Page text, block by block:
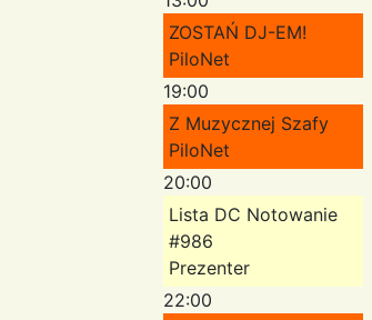
ZOSTAŃ DJ-EM!
PiloNet
19:00
Z Muzycznej Szafy
PiloNet
20:00
Lista DC Notowanie
#986
Prezenter
22:00